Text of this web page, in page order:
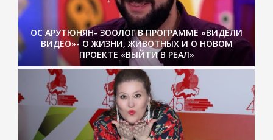
ОС АРУТЮНЯН- ЗООЛОГ В ПРОГРАММЕ «ВИДЕЛИ
ВИДЕО»- О ЖИЗНИ, ЖИВОТНЫХ И О НОВОМ
ПРОЕКТЕ «ВЫЙТИ В РЕАЛ»